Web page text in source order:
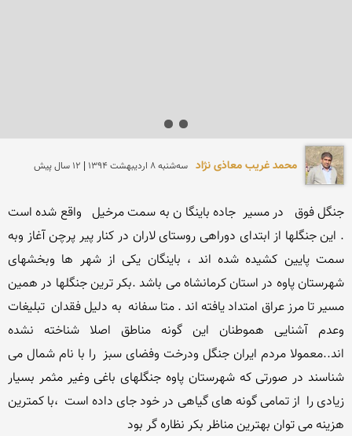
محمد غریب معاذی نژاد سه‌شنبه 8 ارديبهشت 1394 | 12 سال پیش
هزینه می توان بهترین مناظر بکر نظاره گر بود